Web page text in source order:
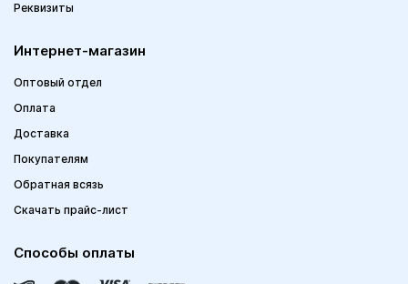
Реквизиты
Интернет-магазин
Оптовый отдел
Оплата
Доставка
Покупателям
Обратная всязь
Скачать прайс-лист
Способы оплаты